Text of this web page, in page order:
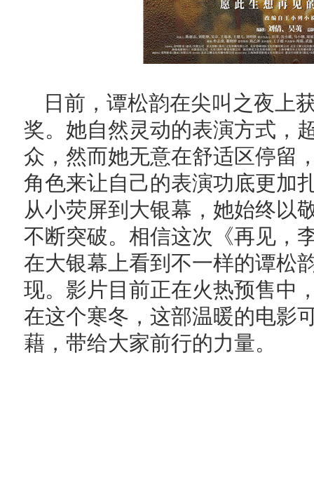
日前，谭松韵在尖叫之夜上
奖。她自然灵动的表演方式，
众，然而她无意在舒适区停留
角色来让自己的表演功底更加
从小荧屏到大银幕，她始终以
不断突破。相信这次《再见，
在大银幕上看到不一样的谭松
现。影片目前正在火热预售中
在这个寒冬，这部温暖的电影
藉，带给大家前行的力量。